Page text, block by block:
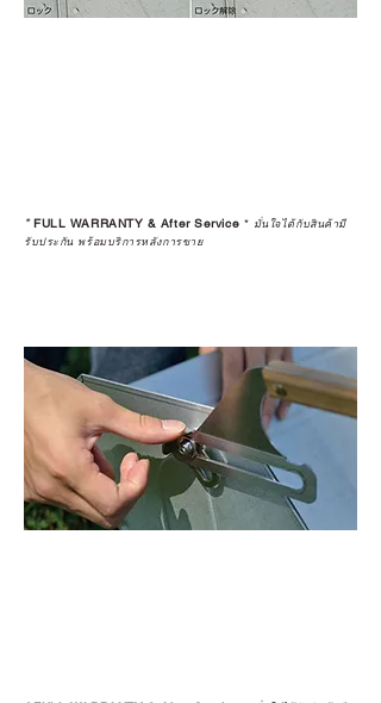
*FULL WARRANTY & After Service * มั่นใจได้กับสินค้ามี
รับประกัน พร้อมบริการหลังการขาย